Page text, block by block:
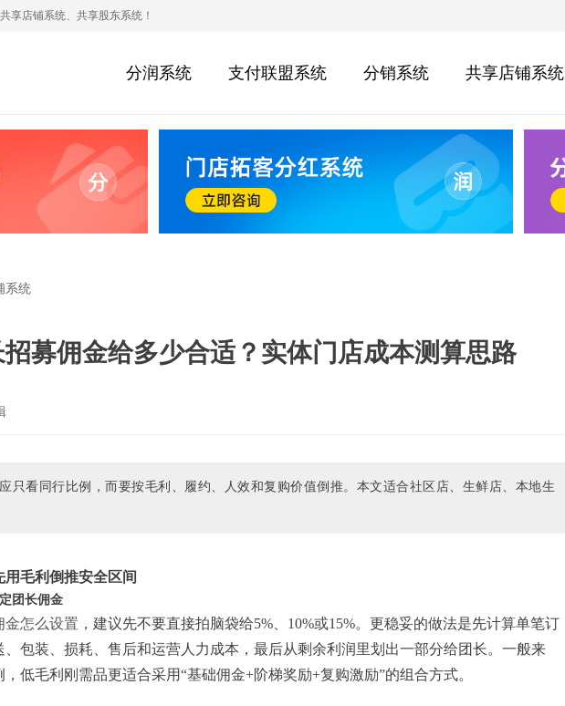
享店铺系统、共享股东系统！
分润系统 支付联盟系统 分销系统 共享店铺系统
系统
募佣金给多少合适？实体门店成本测算思路
只看同行比例，而要按毛利、履约、人效和复购价值倒推。本文适合社区店、生鲜店、本地生
毛利倒推安全区间
团长佣金
金怎么设置 ，建议先不要直接拍脑袋给5%、10%或15%。更稳妥的做法是先计算单笔订
包装、损耗、售后和运营人力成本，最后从剩余利润里划出一部分给团长。一般来
低毛利刚需品更适合采用“基础佣金+阶梯奖励+复购激励”的组合方式。